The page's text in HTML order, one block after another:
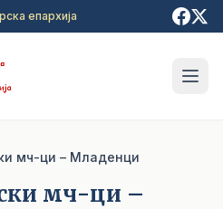
епархија
мч-ци – Младенци
мч-ци –